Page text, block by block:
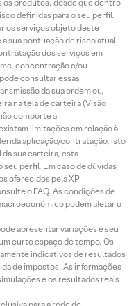
os produtos, desde que dentro
definidas para o seu perfil.
os serviços objeto deste
sua pontuação de risco atual
dos serviços em
concentração e/ou
consultar essas
da sua ordem ou,
na tela de carteira (Visão
comporte a
limitações em relação à
aplicação/contratação, isto
sua carteira, esta
perfil. Em caso de dúvidas
oferecidos pela XP
o FAQ. As condições de
podem afetar o
apresentar variações e seu
curto espaço de tempo. Os
indicativos de resultados
de impostos. As informações
e os resultados reais